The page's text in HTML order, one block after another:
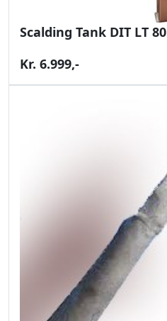
Scalding Tank DIT LT 80
Kr. 6.999,-